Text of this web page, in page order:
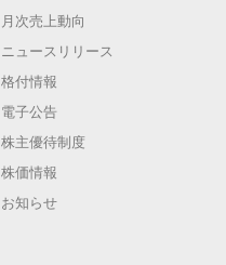
月次売上動向
ニュースリリース
格付情報
電子公告
株主優待制度
株価情報
お知らせ